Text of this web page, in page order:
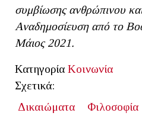
συμβίωσης ανθρώπινου
Αναδημοσίευση από το
Μάιος 2021.
Κατηγορία Κοινωνία
Σχετικά:
Δικαιώματα
Φιλοσοφία